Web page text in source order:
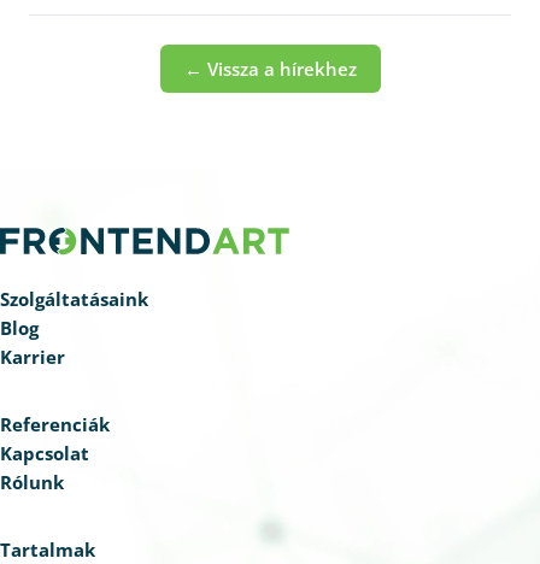
← Vissza a hírekhez
Szolgáltatásaink
Blog
Karrier
Referenciák
Kapcsolat
Rólunk
Tartalmak